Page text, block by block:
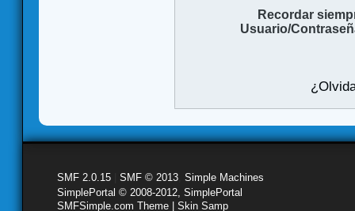
Recordar
Usuario/
SMF 2.0.15 SMF © 2013 Simple Machines
SimplePortal © 2008-2012, SimplePortal
SMFSimple.com Theme | Skin Samp